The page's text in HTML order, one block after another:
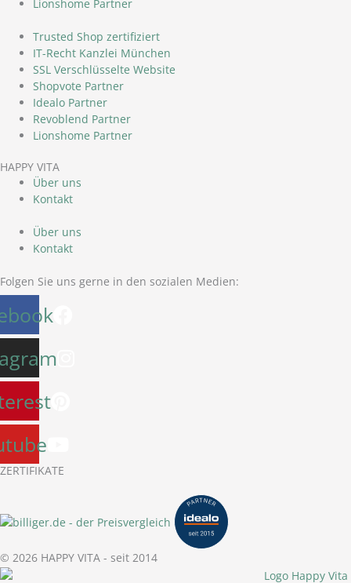
Lionshome Partner
Trusted Shop zertifiziert
IT-Recht Kanzlei München
SSL Verschlüsselte Website
Shopvote Partner
Idealo Partner
Revoblend Partner
Lionshome Partner
HAPPY VITA
Über uns
Kontakt
Über uns
Kontakt
Folgen Sie uns gerne in den sozialen Medien:
ZERTIFIKATE
© 2026 HAPPY VITA - seit 2014